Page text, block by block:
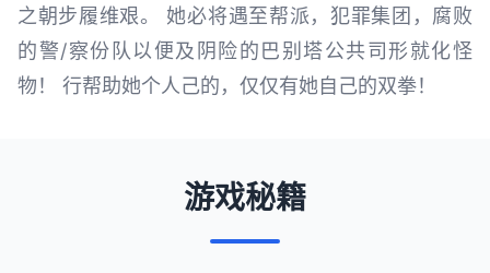
之朝步履维艰。 她必将遇至帮派，犯罪集团，腐败
的警/察份队以便及阴险的巴别塔公共司形就化怪
物！ 行帮助她个人己的，仅仅有她自己的双拳！
游戏秘籍